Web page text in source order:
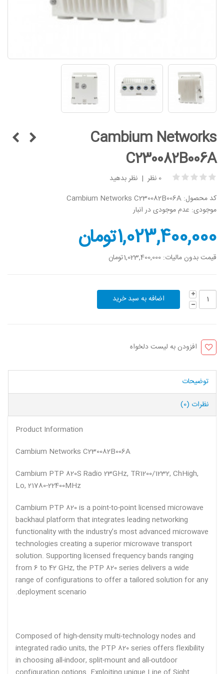
Cambium
0 نظر |نظر بدهید
Cambium Networks C230082B006A
عدم موجودی در انبار
بدون مالیات:1,023,400,000تومان
افزودن به لیست دلخواه
(0)
Product Information
Cambium Networks C230082B006A
Cambium PTP 820S Radio 23GHz, TR1200/1232, ChHigh,
Lo, 21780-22400MHz
Cambium PTP 820 is a point-to-point licensed microwave
backhaul platform that integrates leading networking
functionality with the industry’s most advanced
technologies creating a superior microwave transport
solution. Supporting licensed frequency bands ranging
from 6 to 42 GHz, the PTP 820 series delivers a wide
range of configurations to offer a tailored solution for
deployment scenario.
Composed of high-density multi-technology nodes and
integrated radio units, the PTP 820 series offers flexibility
in choosing all-indoor, split-mount and all-outdoor